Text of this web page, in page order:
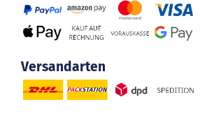
Versandarten